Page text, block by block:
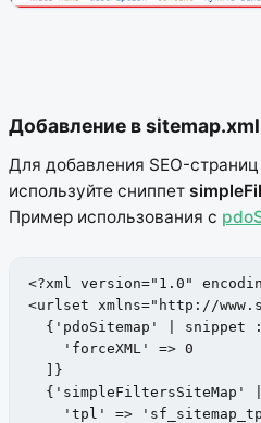
Добавление в sitemap.xml
Для добавления SEO-
используйте сниппет
Пример использования с
<?xml version="1.0"
<urlset xmlns="http://
{'pdoSitemap' | snippet :
    'forceXML' => 0
  ]}
{'simpleFiltersSiteMap'
'tpl' =>